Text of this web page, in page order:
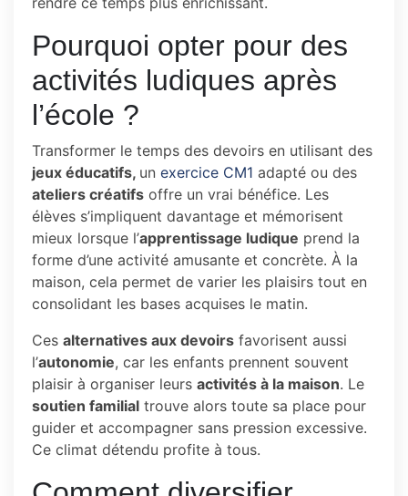
Pourquoi opter pour des
activités ludiques après
l’école ?
Transformer le temps des devoirs en utilisant des
jeux éducatifs, un exercice CM1 adapté ou des
ateliers créatifs offre un vrai bénéfice. Les
élèves s’impliquent davantage et mémorisent
mieux lorsque l’apprentissage ludique prend la
forme d’une activité amusante et concrète. À la
maison, cela permet de varier les plaisirs tout en
consolidant les bases acquises le matin.
Ces alternatives aux devoirs favorisent aussi
l’autonomie, car les enfants prennent souvent
plaisir à organiser leurs activités à la maison. Le
soutien familial trouve alors toute sa place pour
guider et accompagner sans pression excessive.
Ce climat détendu profite à tous.